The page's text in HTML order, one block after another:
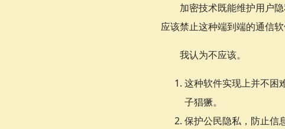
加密技术既能维护用户
应该禁止这种端到端的通信
我认为不应该。
这种软件实现上并不困
子猖獗。
保护公民隐私，防止信